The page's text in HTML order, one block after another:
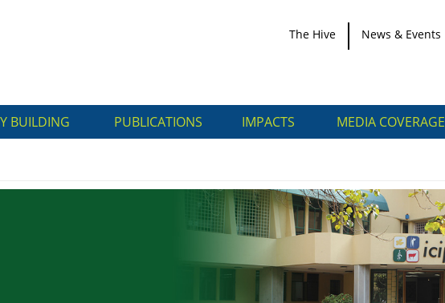
The Hive News & Events
BUILDING PUBLICATIONS IMPACTS MEDIA COVERAGE